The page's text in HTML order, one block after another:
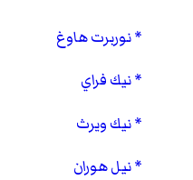
نوربرت هاوغ
نيك فراي
نيك ويرث
نيل هوران